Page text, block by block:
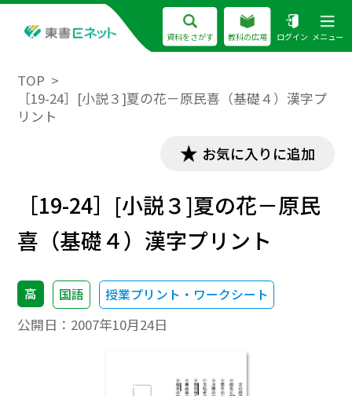
資料をさがす 教科の広場 ログイン メニュー
TOP
［19-24］[小説３]夏の花－原民喜（基礎４）漢字プ
リント
お気に入りに追加
［19-24］[小説３]夏の花－原民
喜（基礎４）漢字プリント
高 国語 授業プリント・ワークシート
公開日： 2007年10月24日